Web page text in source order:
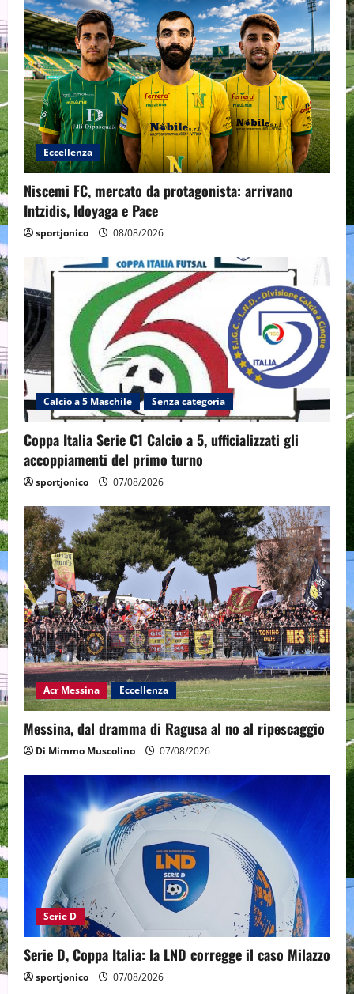
Eccellenza
Niscemi FC, mercato da protagonista: arrivano
Intzidis, Idoyaga e Pace
sportjonico 08/08/2026
Calcio a 5 Maschile Senza categoria
Coppa Italia Serie C1 Calcio a 5, ufficializzati gli
accoppiamenti del primo turno
sportjonico 07/08/2026
Acr Messina Eccellenza
Messina, dal dramma di Ragusa al no al ripescaggio
Di Mimmo Muscolino 07/08/2026
Serie D
Serie D, Coppa Italia: la LND corregge il caso Milazzo
sportjonico 07/08/2026